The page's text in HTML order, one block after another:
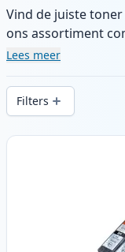
Vind de juiste
ons assortiment
Geniet van
Lees meer
Filters
Producten